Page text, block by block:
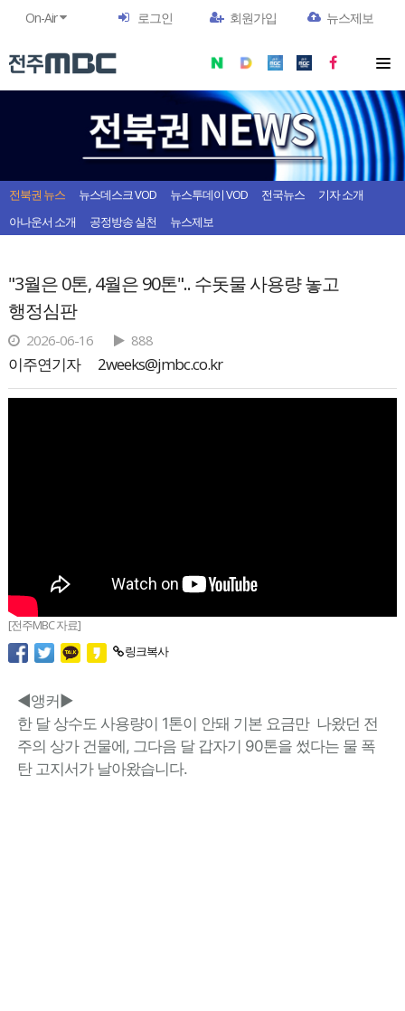
On-Air 로그인 회원가입 뉴스제보
전북권 뉴스 뉴스데스크 VOD 뉴스투데이 VOD 전국뉴스
기자 소개
아나운서 소개
공정방송 실천 뉴스제보
"3월은 0톤, 4월은 90톤".. 수돗물 사용량 놓고
행정심판
2026-06-16 888
이주연기자 2weeks@jmbc.co.kr
[전주MBC 자료]
링크복사
◀앵커▶
한 달 상수도 사용량이 1톤이 안돼 기본 요금만 나왔던 전
주의 상가 건물에, 그다음 달 갑자기 90톤을 썼다는 물 폭
탄 고지서가 날아왔습니다.